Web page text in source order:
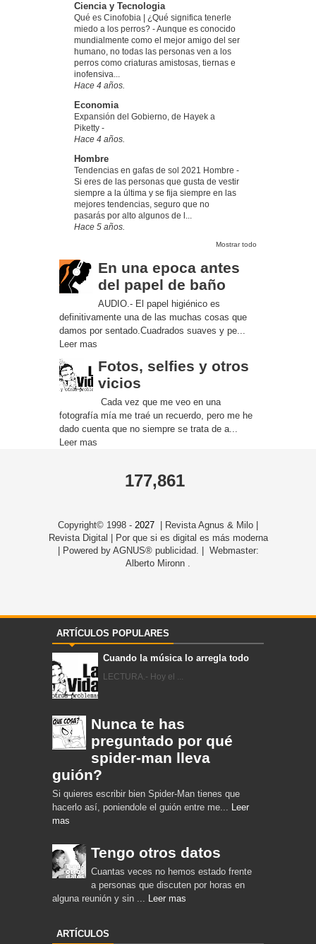
Ciencia y Tecnologia
Qué es Cinofobia | ¿Qué significa tenerle
miedo a los perros? -Aunque es conocido
mundialmente como el mejor amigo del ser
humano, no todas las personas ven a los
perros como criaturas amistosas, tiernas e
inofensiva...
Hace 4 años.
Economia
Expansión del Gobierno, de Hayek a
Piketty -
Hace 4 años.
Hombre
Tendencias en gafas de sol 2021 Hombre -
Si eres de las personas que gusta de vestir
siempre a la última y se fija siempre en las
mejores tendencias, seguro que no
pasarás por alto algunos de l...
Hace 5 años.
Mostrar todo
En una epoca antes
del papel de baño
AUDIO.- El papel higiénico es
definitivamente una de las muchas cosas que
damos por sentado.Cuadrados suaves y pe...
Leer mas
Fotos, selfies y otros
vicios
Cada vez que me veo en una
fotografía mía me traé un recuerdo, pero me he
dado cuenta que no siempre se trata de a...
Leer mas
177,861
Copyright© 1998 - 2027 | Revista Agnus & Milo |
Revista Digital | Por que si es digital es más moderna
| Powered by AGNUS® publicidad. | Webmaster:
Alberto Mironn .
ARTÍCULOS POPULARES
Cuando la música lo arregla todo
LECTURA.- Hoy el ...
Nunca te has
preguntado por qué
spider-man lleva
guión?
Si quieres escribir bien Spider-Man tienes que
hacerlo así, poniendole el guión entre me... Leer
mas
Tengo otros datos
Cuantas veces no hemos estado frente
a personas que discuten por horas en
alguna reunión y sin ... Leer mas
ARTÍCULOS